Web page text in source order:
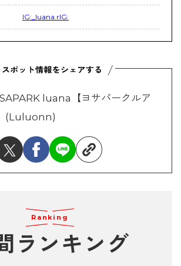
IG:_luana.rIG:
luana【ヨサパークルア
(Luluonn)
Ranking
ランキング